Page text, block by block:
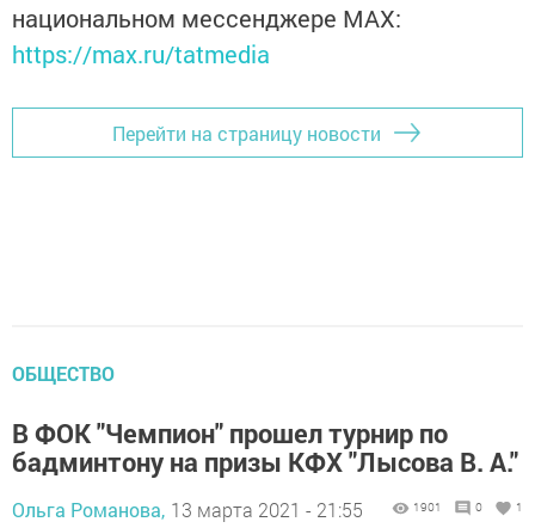
национальном мессенджере MАХ:
https://max.ru/tatmedia
Перейти на страницу новости
ОБЩЕСТВО
В ФОК "Чемпион" прошел турнир по
бадминтону на призы КФХ "Лысова В. А."
Ольга Романова, 13 марта 2021 - 21:55 1901 0 1